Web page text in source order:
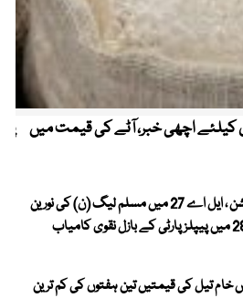
کیلئے اچھی خبر، آٹے کی قیمت میں
آزاد کشمیر الیکشن ، ایل اے 27 میں مسلم لیگ (ن) کی نورین
تیل کی قیمتیں تین ہفتوں کی کم ترین